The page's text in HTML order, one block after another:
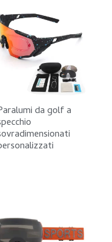
da golf a